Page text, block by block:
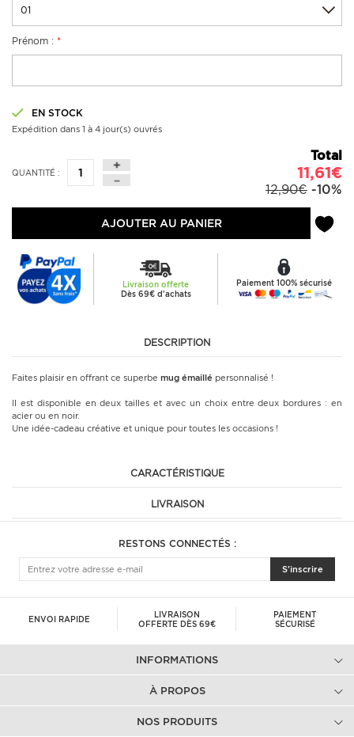
Prénom : *
EN STOCK
Expédition dans 1 à 4 jour(s) ouvrés
QUANTITÉ :
Total
11,61€
12,90€ -10%
AJOUTER AU PANIER
Livraison offerte
Dès 69€ d'achats
Paiement 100% sécurisé
DESCRIPTION
Faites plaisir en offrant ce superbe mug émaillé personnalisé !
Il est disponible en deux tailles et avec un choix entre deux bordures : en
acier ou en noir.
Une idée-cadeau créative et unique pour toutes les occasions !
CARACTÉRISTIQUE
LIVRAISON
RESTONS CONNECTÉS :
S'inscrire
ENVOI RAPIDE
LIVRAISON
OFFERTE DÈS 69€
PAIEMENT
SÉCURISÉ
INFORMATIONS
À PROPOS
NOS PRODUITS